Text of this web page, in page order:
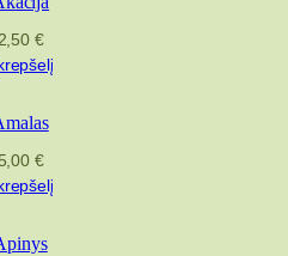
€
5,00 €